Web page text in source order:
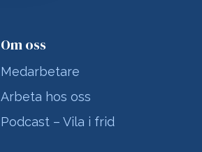
Om oss
Medarbetare
Arbeta hos oss
Podcast – Vila i frid